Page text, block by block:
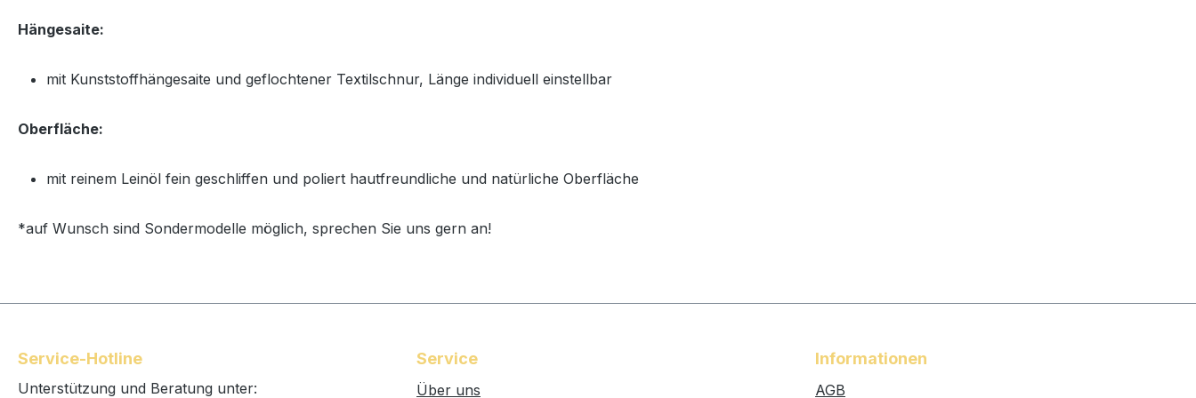
Hängesaite:
mit Kunststoffhängesaite und geflochtener Textilschnur, Länge individuell einstellbar
Oberfläche:
mit reinem Leinöl fein geschliffen und poliert hautfreundliche und natürliche Oberfläche
*auf Wunsch sind Sondermodelle möglich, sprechen Sie uns gern an!
Service-Hotline
Unterstützung und Beratung unter:
Service
Über uns
Informationen
AGB